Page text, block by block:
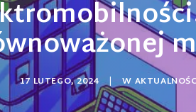
17 LUTEGO, 2024 | W